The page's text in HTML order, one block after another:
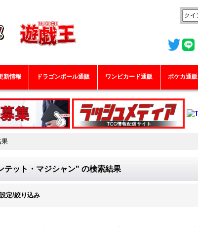
新情報 ドラゴンボール通販 ワンピカード通販 ポケカ通販
果
テット・マジシャン" の検索結果
定/絞り込み